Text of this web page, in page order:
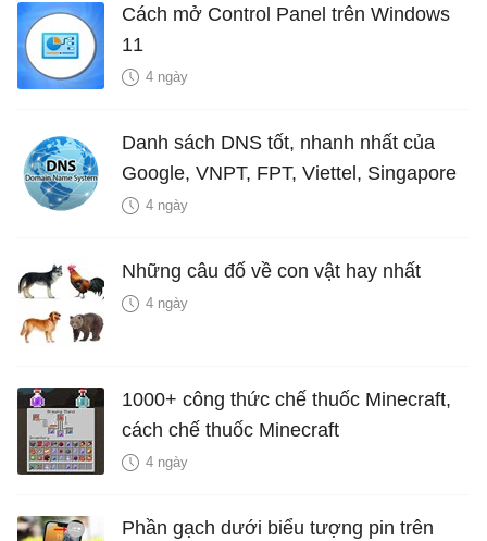
Cách mở Control Panel trên Windows
11
4 ngày
Danh sách DNS tốt, nhanh nhất của
Google, VNPT, FPT, Viettel, Singapore
4 ngày
Những câu đố về con vật hay nhất
4 ngày
1000+ công thức chế thuốc Minecraft,
cách chế thuốc Minecraft
4 ngày
Phần gạch dưới biểu tượng pin trên